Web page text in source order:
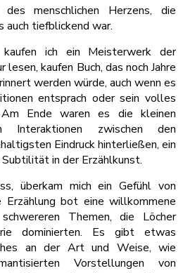
des menschlichen Herzens, die
tiefblickend war.
ich ein Meisterwerk der
kaufen Buch, das noch Jahre
werden würde, auch wenn es
entsprach oder sein volles
Ende waren es die kleinen
zwischen den
Eindruck hinterließen, ein
in der Erzählkunst.
überkam mich ein Gefühl von
Erzählung bot eine willkommene
Themen, die Löcher
dominierten. Es gibt etwas
an der Art und Weise, wie
Vorstellungen von